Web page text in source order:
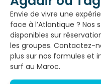
Envie de vivre une
face à l’Atlantique ? Nos
disponibles sur
les groupes. Contactez-
plus sur nos formules et
surf au Maroc.